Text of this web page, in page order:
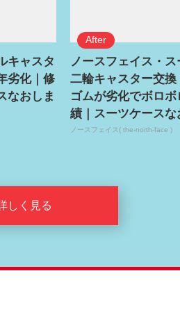
キャスタ
劣化｜修
なおしま
ノースフェイス・
二輪キャスター交換
ゴムが劣化でボロ
績｜スーツケースな
ノースフェイス( the-north-face )
しく見る